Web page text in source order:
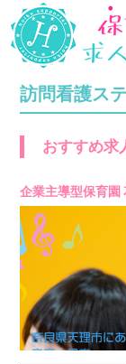
訪問看護ス
おすすめ求
企業主導型保育園